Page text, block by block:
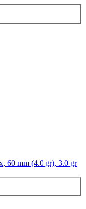
60 mm (4.0 gr), 3.0 gr